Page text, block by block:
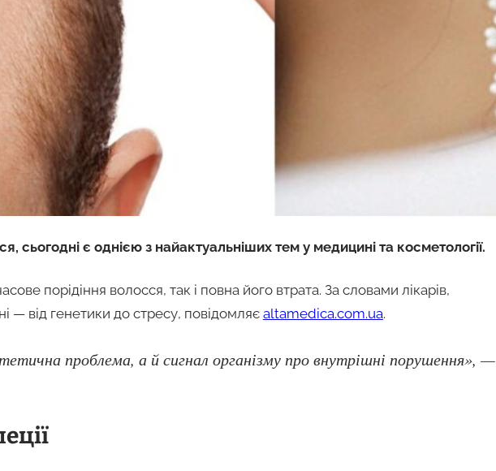
сьогодні є однією з найактуальніших тем у медицині та косметології.
порідіння волосся, так і повна його втрата. За словами лікарів,
— від генетики до стресу, повідомляє altamedica.com.ua.
проблема, а й сигнал організму про внутрішні порушення», —